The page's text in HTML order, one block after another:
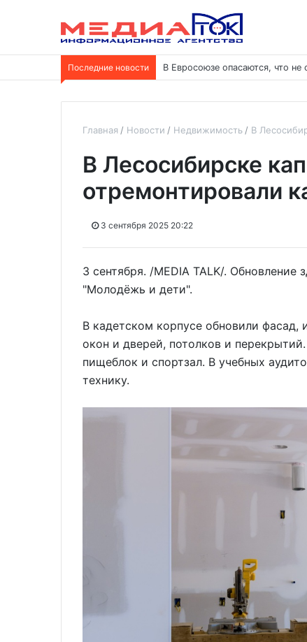
Последние новости В Евросоюзе опасаются, что не
Главная Новости Недвижимость В
В Лесосибирске
отремонтировали
3 сентября 2025 20:22
3 сентября. /MEDIA TALK/. Обновление
"Молодёжь и дети".
В кадетском корпусе обновили
окон и дверей, потолков и
пищеблок и спортзал. В учебных
технику.